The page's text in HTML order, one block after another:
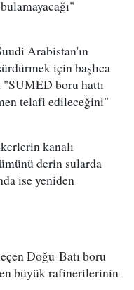
Arabistan'ın
için başlıca
boru hattı
telafi edileceğini"
kanalı
derin sularda
ise yeniden
Doğu-Batı boru
büyük rafinerilerinin